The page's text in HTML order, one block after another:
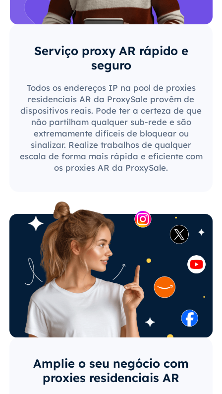
Serviço proxy AR rápido e
seguro
Todos os endereços IP na pool de proxies
residenciais AR da ProxySale provêm de
dispositivos reais. Pode ter a certeza de que
não partilham qualquer sub-rede e são
extremamente difíceis de bloquear ou
sinalizar. Realize trabalhos de qualquer
escala de forma mais rápida e eficiente com
os proxies AR da ProxySale.
Amplie o seu negócio com
proxies residenciais AR